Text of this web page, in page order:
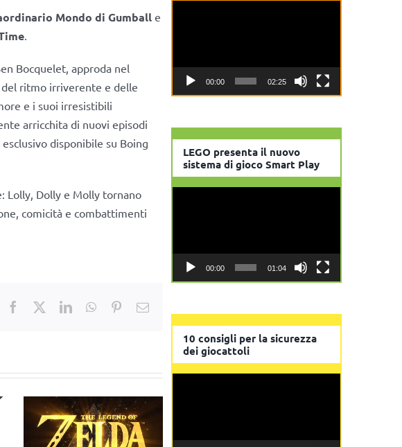
Mondo di Gumball e
.
Bocquelet, approda nel
ritmo irriverente e delle
e i suoi irresistibili
arricchita di nuovi episodi
disponibile su Boing
Lolly, Dolly e Molly tornano
comicità e combattimenti
Facebook LinkedInWhatsApp
PinterestEmail
00:00 02:25
LEGO presenta il nuovo
sistema di gioco Smart Play
00:00 01:04
10 consigli per la sicurezza
dei giocattoli